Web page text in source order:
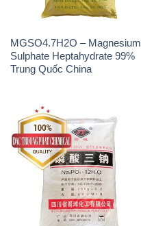
MGSO4.7H2O – Magnesium
Sulphate Heptahydrate 99%
Trung Quốc China